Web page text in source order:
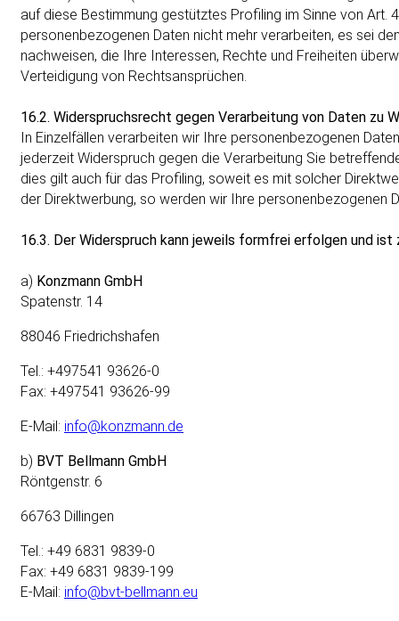
auf diese Bestimmung gestütztes Profiling im Sinne von Art.
personenbezogenen Daten nicht mehr verarbeiten, es sei
nachweisen, die Ihre Interessen, Rechte und Freiheiten
Verteidigung von Rechtsansprüchen.
16.2. Widerspruchsrecht gegen Verarbeitung von Daten zu
In Einzelfällen verarbeiten wir Ihre personenbezogenen
jederzeit Widerspruch gegen die Verarbeitung Sie
dies gilt auch für das Profiling, soweit es mit solcher
der Direktwerbung, so werden wir Ihre personenbezogenen
16.3. Der Widerspruch kann jeweils formfrei erfolgen und ist
a) Konzmann GmbH
Spatenstr. 14
88046 Friedrichshafen
Tel.: +497541 93626-0
Fax: +497541 93626-99
E-Mail: info@konzmann.de
b) BVT Bellmann GmbH
Röntgenstr. 6
66763 Dillingen
Tel.: +49 6831 9839-0
Fax: +49 6831 9839-199
E-Mail: info@bvt-bellmann.eu